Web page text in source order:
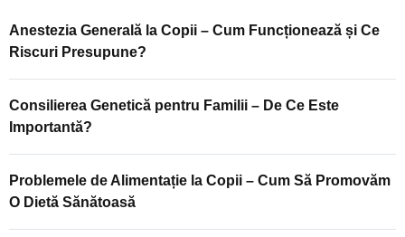
Părinții?
Anestezia Generală la Copii – Cum Funcționează și Ce
Riscuri Presupune?
Consilierea Genetică pentru Familii – De Ce Este
Importantă?
Problemele de Alimentație la Copii – Cum Să Promovăm
O Dietă Sănătoasă